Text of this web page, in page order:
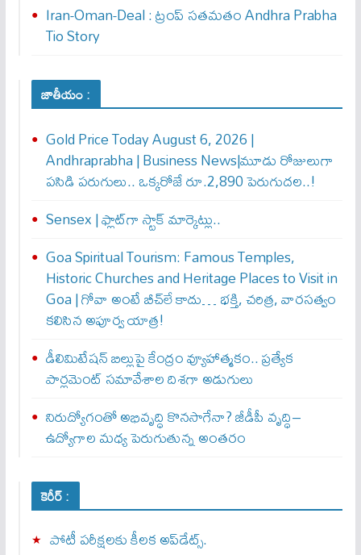
Iran-Oman-Deal : ట్రంప్ స‌త‌మ‌తం Andhra Prabha
Tio Story
జాతీయం :
Gold Price Today August 6, 2026 |
Andhraprabha | Business News|మూడు రోజులుగా
పసిడి పరుగులు.. ఒక్కరోజే రూ.2,890 పెరుగుద‌ల‌..!
Sensex | ఫ్లాట్‌గా స్టాక్ మార్కెట్లు..
Goa Spiritual Tourism: Famous Temples,
Historic Churches and Heritage Places to Visit in
Goa | గోవా అంటే బీచ్‌లే కాదు… భక్తి, చరిత్ర, వారసత్వం
కలిసిన అపూర్వ యాత్ర!
డీలిమిటేషన్ బిల్లుపై కేంద్రం వ్యూహాత్మకం.. ప్రత్యేక
పార్లమెంట్ సమావేశాల దిశగా అడుగులు
నిరుద్యోగంతో అభివృద్ధి కొనసాగేనా? జీడీపీ వృద్ధి–
ఉద్యోగాల మధ్య పెరుగుతున్న అంతరం
కెరీర్ :
పోటీ పరీక్షలకు కీలక అప్‌డేట్స్.